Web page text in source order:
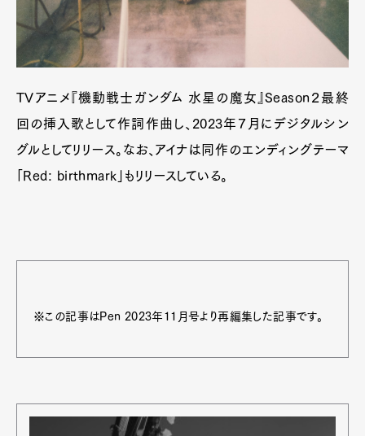
TVアニメ『機動戦士ガンダム 水星の魔女』Season２最終
回の挿入歌として作詞作曲し、2023年７月にデジタルシン
グルとしてリリース。なお、アイナは同作のエンディングテーマ
「Red: birthmark」もリリースしている。
※この記事はPen 2023年11月号より再編集した記事です。